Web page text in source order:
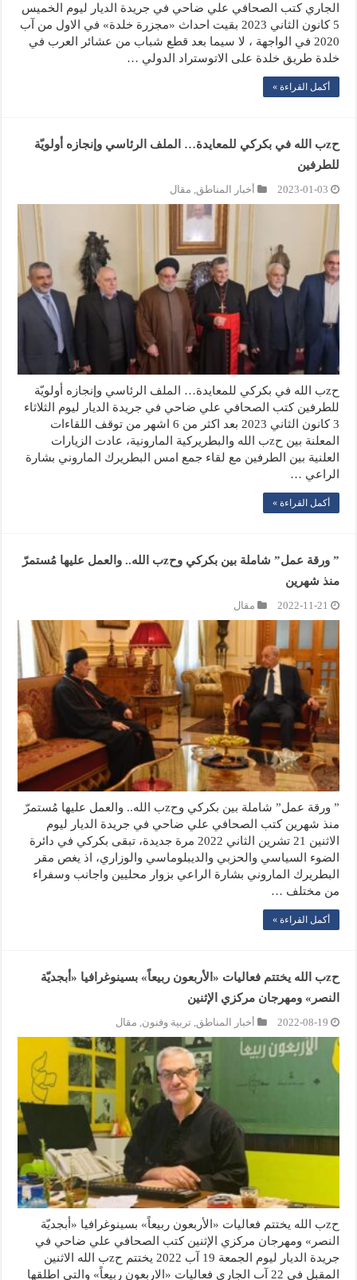
الجاري كتب الصحافي علي ضاحي في جريدة الديار ليوم الخميس
5 كانون الثاني 2023 بقيت احداث «مجزرة خلدة» في الاول من آب
2020 في الواجهة ، لا سيما بعد قطع شباب من عشائر العرب في
خلدة طريق خلدة على الاتوستراد الدولي …
أكمل القراءة »
حzب الله في بكركي للمعايدة… الملف الرئاسي وإنجازه أولويّة
للطرفين
2023-01-03 أخبار المناطق مقال
حzب الله في بكركي للمعايدة… الملف الرئاسي وإنجازه أولويّة
للطرفين كتب الصحافي علي ضاحي في جريدة الديار ليوم الثلاثاء
3 كانون الثاني 2023 بعد اكثر من 6 اشهر من توقف اللقاءات
المعلنة بين حzب الله والبطريركية المارونية، عادت الزيارات
العلنية بين الطرفين مع لقاء جمع امس البطريرك الماروني بشارة
الراعي …
أكمل القراءة »
” ورقة عمل” شاملة بين بكركي وحzب الله.. والعمل عليها مُستمرّ
منذ شهرين
2022-11-21 مقال
” ورقة عمل” شاملة بين بكركي وحzب الله.. والعمل عليها مُستمرّ
منذ شهرين كتب الصحافي علي ضاحي في جريدة الديار ليوم
الاثنين 21 تشرين الثاني 2022 مرة جديدة، تبقى بكركي في دائرة
الضوء السياسي والحزبي والديبلوماسي والوزاري، اذ يغص مقر
البطريرك الماروني بشارة الراعي بزوار محليين واجانب وسفراء
من مختلف …
أكمل القراءة »
حzب الله يختتم فعاليات «الأربعون ربيعاً» بسينوغرافيا «أبجديّة
النصر» ومهرجان مركزي الإثنين
2022-08-19 أخبار المناطق, تربية وفنون, مقال
حzب الله يختتم فعاليات «الأربعون ربيعاً» بسينوغرافيا «أبجديّة
النصر» ومهرجان مركزي الإثنين كتب الصحافي علي ضاحي في
جريدة الديار ليوم الجمعة 19 آب 2022 يختتم حzب الله الاثنين
المقبل في 22 آب الجاري فعاليات «الاربعون ربيعاً» والتي اطلقها